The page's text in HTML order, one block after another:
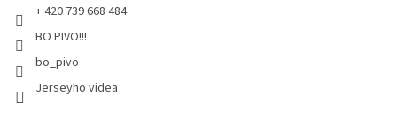
+ 420 739 668 484
BO PIVO!!!
bo_pivo
Jerseyho videa